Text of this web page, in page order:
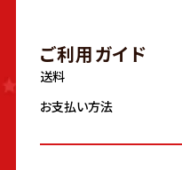
ご利用ガイド
送料
お支払い方法